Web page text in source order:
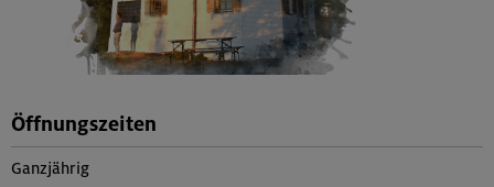
Öffnungszeiten
Ganzjährig